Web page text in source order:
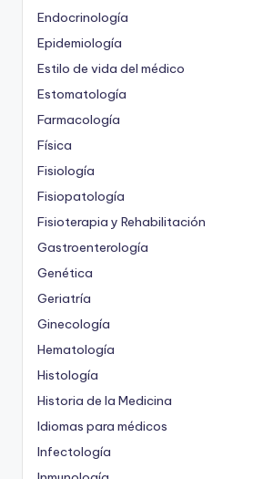
Endocrinología
Epidemiología
Estilo de vida del médico
Estomatología
Farmacología
Física
Fisiología
Fisiopatología
Fisioterapia y Rehabilitación
Gastroenterología
Genética
Geriatría
Ginecología
Hematología
Histología
Historia de la Medicina
Idiomas para médicos
Infectología